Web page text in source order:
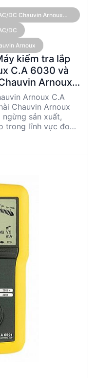
DC Chauvin Arnoux
DC
Arnoux
kiểm tra lắp
C.A 6030 và
Arnoux
Arnoux C.A
Chauvin Arnoux
ngừng sản xuất,
trong lĩnh vực đo
cấp khả năng đo
phẩm đều có ứng
công nghiệp điện